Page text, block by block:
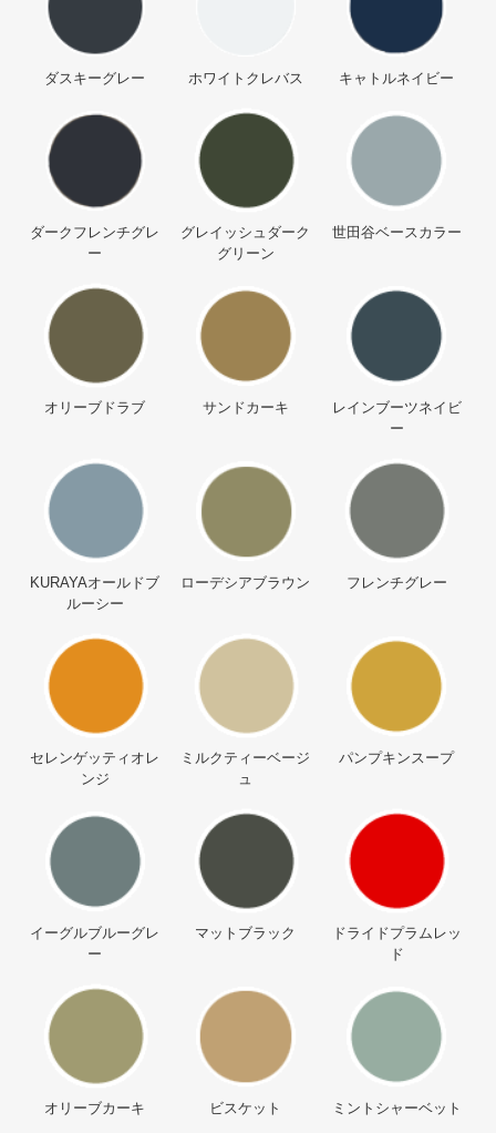
ダスキーグレー ホワイトクレバス キャトルネイビー
ダークフレンチグレ
ー
グレイッシュダーク
グリーン
世田谷ベースカラー
オリーブドラブ サンドカーキ
レインブーツネイビ
ー
KURAYAオールドブ
ルーシー
ローデシアブラウン フレンチグレー
セレンゲッティオレ
ンジ
ミルクティーベージ
ュ
パンプキンスープ
イーグルブルーグレ
ー
マットブラック
ドライドプラムレッ
ド
オリーブカーキ ビスケット ミントシャーベット